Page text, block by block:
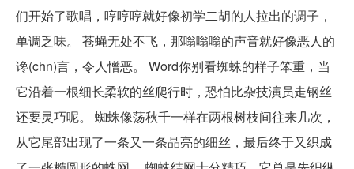
们开始了歌唱，哼哼哼就好像初学二胡的人拉出的调子，
单调乏味。 苍蝇无处不飞，那嗡嗡嗡的声音就好像恶人的
谗(chn)言，令人憎恶。 Word你别看蜘蛛的样子笨重，当
它沿着一根细长柔软的丝爬行时，恐怕比杂技演员走钢丝
还要灵巧呢。 蜘蛛像荡秋千一样在两根树枝间往来几次，
从它尾部出现了一条又一条晶亮的细丝，最后终于又织成